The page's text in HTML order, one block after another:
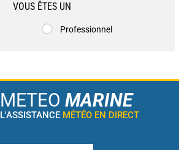
VOUS ÊTES UN
Professionnel
METEO MARINE
L'ASSISTANCE MÉTÉO EN DIRECT